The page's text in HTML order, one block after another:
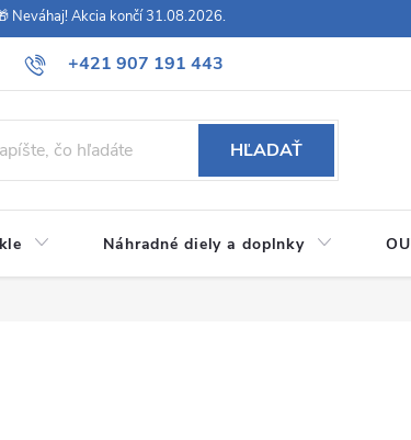
Neváhaj! Akcia končí 31.08.2026.
+421 907 191 443
obchodné podmienky Podmienky ochrany osobných
HĽADAŤ
Náhradné diely a doplnky